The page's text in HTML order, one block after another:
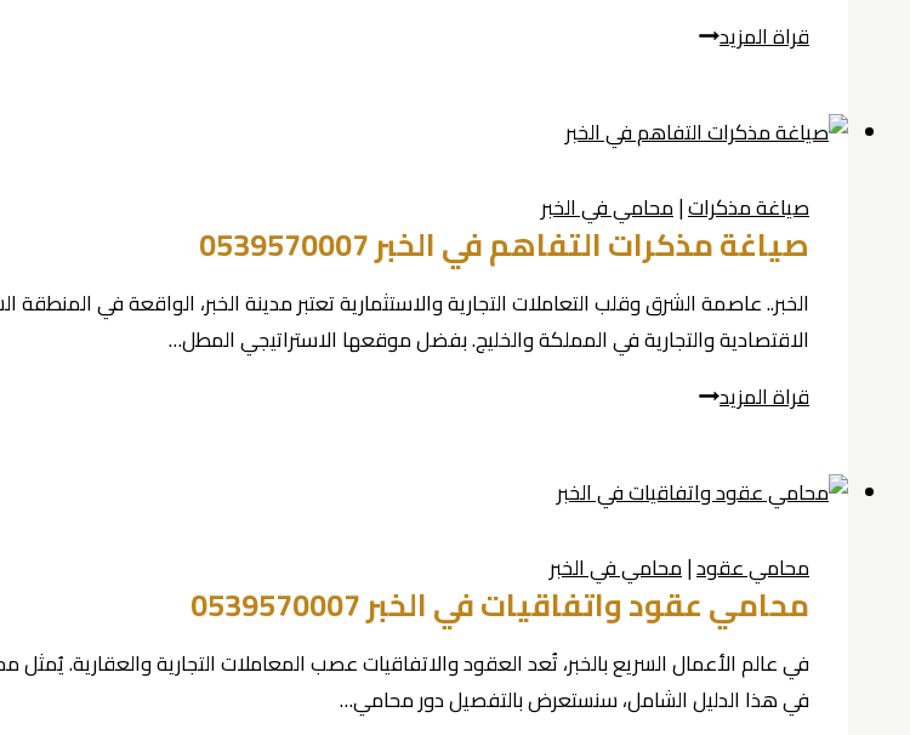
قراة المزيدقضايا
في
0539570007صياغة مذكرات|محامي في الخبر
صياغة مذكرات التفاهم في الخبر 0539570007
الخبر.. عاصمة الشرق وقلب التعاملات التجارية والاستثمارية تعتبر مدينة الخبر، الواقعة في المنطقة
الاقتصادية والتجارية في المملكة والخليج. بفضل موقعها الاستراتيجي المطل…
قراة المزيدصياغة
في
0539570007محامي عقود|محامي في الخبر
محامي عقود واتفاقيات في الخبر 0539570007
في عالم الأعمال السريع بالخبر، تُعد العقود والاتفاقيات عصب المعاملات التجارية والعقارية.
في هذا الدليل الشامل، سنستعرض بالتفصيل دور محامي…